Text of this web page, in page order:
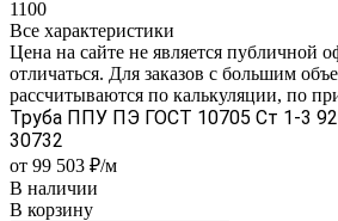
1100
Все характеристики
Цена на сайте не является публичной
отличаться. Для заказов с большим
рассчитываются по калькуляции, по
Труба ППУ ПЭ ГОСТ 10705 Ст 1-3
30732
от 99 503 ₽/м
В наличии
В корзину